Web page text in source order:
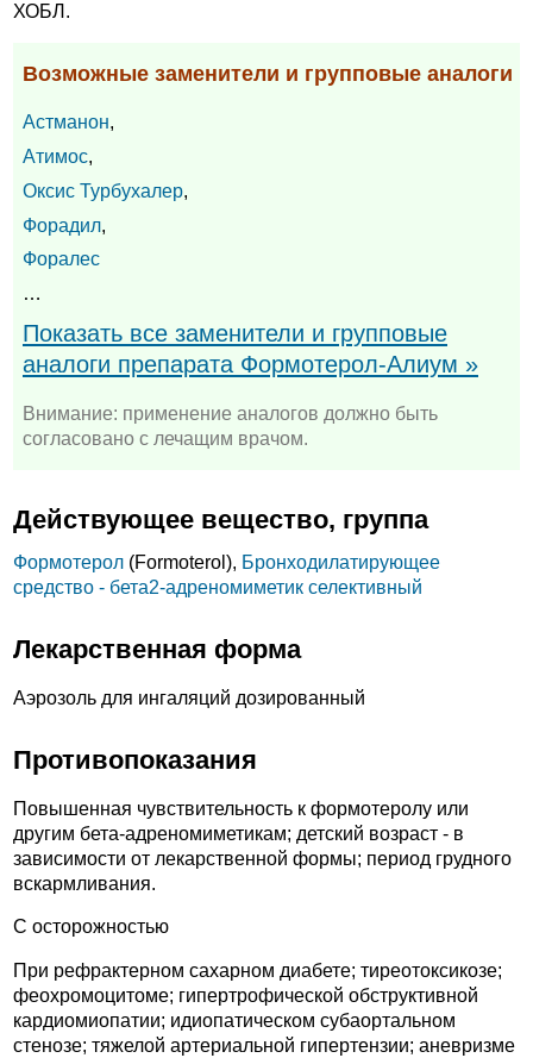
ХОБЛ.
Возможные заменители и групповые аналоги
Астманон,
Атимос,
Оксис Турбухалер,
Форадил,
Форалес
…
Показать все заменители и групповые
аналоги препарата Формотерол-Алиум »
Внимание: применение аналогов должно быть
согласовано с лечащим врачом.
Действующее вещество, группа
Формотерол (Formoterol), Бронходилатирующее
средство - бета2-адреномиметик селективный
Лекарственная форма
Аэрозоль для ингаляций дозированный
Противопоказания
Повышенная чувствительность к формотеролу или
другим бета-адреномиметикам; детский возраст - в
зависимости от лекарственной формы; период грудного
вскармливания.
С осторожностью
При рефрактерном сахарном диабете; тиреотоксикозе;
феохромоцитоме; гипертрофической обструктивной
кардиомиопатии; идиопатическом субаортальном
стенозе; тяжелой артериальной гипертензии; аневризме